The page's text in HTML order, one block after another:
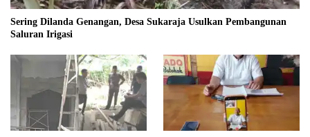
Sering Dilanda Genangan, Desa Sukaraja Usulkan Pembangunan
Saluran Irigasi